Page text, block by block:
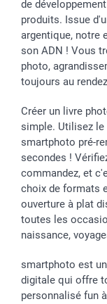
Communion
Saint-Valentin
Vacances
Vie privée
Gestion des
Tarifs
Investisseurs
Droit de
Modes de livraison
Grandes Quantités
Statut de ma
de
produits. Issue
argentique, notre
son ADN ! Vous
photo,
toujours au
Créer un livre
simple. Utilisez
smartphoto pré-
secondes !
commandez, et
choix de formats
ouverture à plat
toutes les
naissance,
smartphoto est
digitale qui offre
personnalisé fun